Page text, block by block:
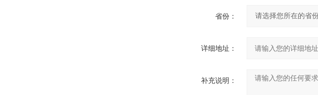
省份：
详细地址：
补充说明：